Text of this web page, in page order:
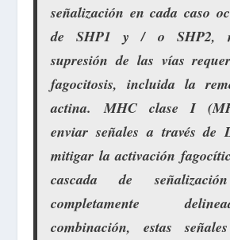
señalización en cada caso
de SHP1 y / o SHP2,
supresión de las vías
fagocitosis, incluida la
actina. MHC clase I
enviar señales a través de
mitigar la activación
cascada de
completamente
combinación, estas